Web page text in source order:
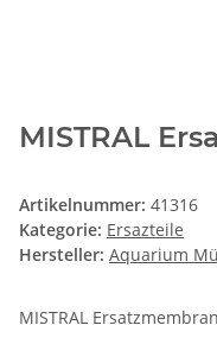
MISTRAL
Artikelnummer: 41316
Kategorie: Ersazteile
Hersteller: Aquarium
MISTRAL